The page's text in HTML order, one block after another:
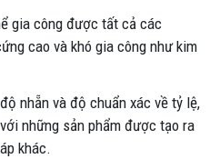
gia công được tất cả các
cao và khó gia công như kim
nhẵn và độ chuẩn xác về tỷ lệ,
những sản phẩm được tạo ra
khác.